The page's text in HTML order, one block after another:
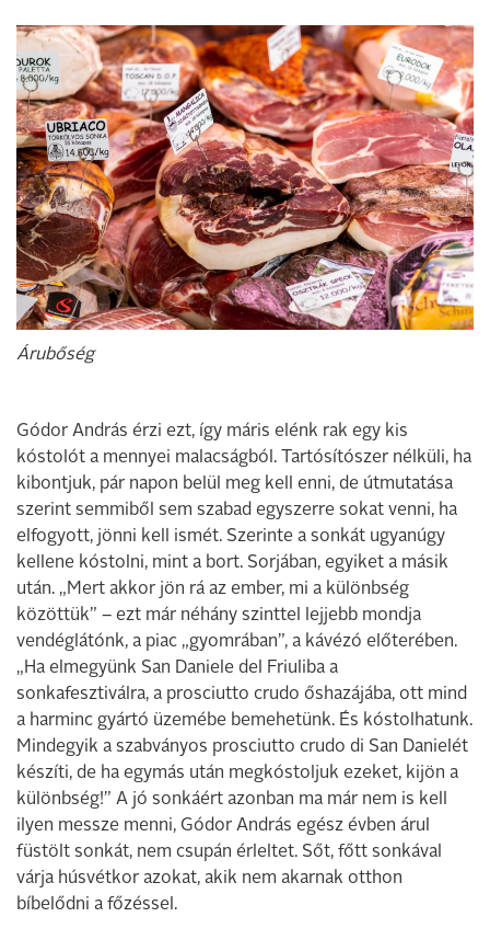
Árubőség
Gódor András érzi ezt, így máris elénk rak egy kis
kóstolót a mennyei malacságból. Tartósítószer nélküli, ha
kibontjuk, pár napon belül meg kell enni, de útmutatása
szerint semmiből sem szabad egyszerre sokat venni, ha
elfogyott, jönni kell ismét. Szerinte a sonkát ugyanúgy
kellene kóstolni, mint a bort. Sorjában, egyiket a másik
után. „Mert akkor jön rá az ember, mi a különbség
közöttük” – ezt már néhány ­szinttel lejjebb mondja
vendéglátónk, a piac „gyomrában”, a kávézó előterében.
„Ha elmegyünk San Daniele del Friuliba a
sonkafesztiválra, a prosciutto crudo őshazájába, ott mind
a harminc gyártó üzemébe bemehetünk. És kóstolhatunk.
Mindegyik a szabványos prosciutto crudo di San Danielét
készíti, de ha egymás után megkóstoljuk ezeket, kijön a
különbség!” A jó sonkáért azonban ma már nem is kell
ilyen messze ­menni, Gódor András egész évben árul
füstölt sonkát, nem csupán érleltet. Sőt, főtt sonkával
várja húsvétkor azokat, akik nem akarnak otthon
bíbelődni a fő­zéssel.